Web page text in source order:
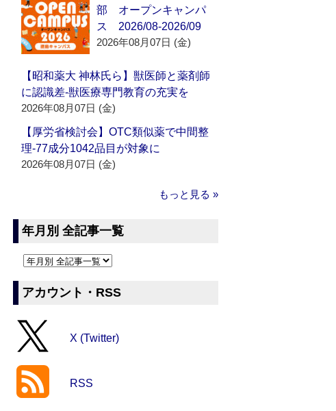
部 オープンキャンパ
ス 2026/08-2026/09
2026年08月07日 (金)
【昭和薬大 神林氏ら】獣医師と薬剤師
に認識差‐獣医療専門教育の充実を
2026年08月07日 (金)
【厚労省検討会】OTC類似薬で中間整
理‐77成分1042品目が対象に
2026年08月07日 (金)
もっと見る »
年月別 全記事一覧
アカウント・RSS
X (Twitter)
RSS